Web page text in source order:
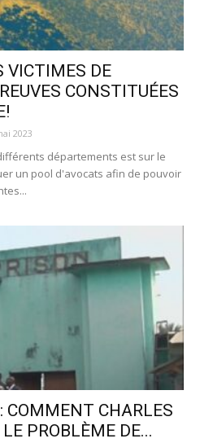
VICTIMES DE
CONSTITUÉES
2023
départements est sur le
un pool d'avocats afin de pouvoir
COMMENT CHARLES
PROBLÈME DE...